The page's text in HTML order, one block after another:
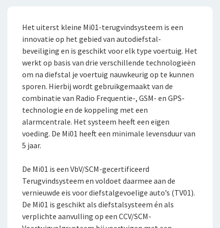
Bedrijfsgebouwenverzekering
Inventaris/Goederen­verzekering
Bestelautoverzekering
Zakelijke personenautoverzekering
Bekijk alle zakelijke verzekeringen
Voor je personeel
ZW-eigenrisicoverzekering
WIA Verzekering (WIA 0-tot-100 Plan)
Persoonlijke dienstverlening
Zakelijke dienstverlening
Andere branches
Vind een adviseur bij jou in de buurt
Gratis persoonlijk advies voor jouw branche
Advies op maat
Met een onafhankelijke adviseur de beste oplossing voor
jou
Inloggen
Voor ondernemers
Voor adviseurs
Voor particulieren
Voor expats
Service en contact
Klachtenregeling
Over De Goudse
Wie wij zijn
Onze organisatie
Fondsen en koersen
Het uiterst kleine Mi01-terugvindsysteem is een
innovatie op het gebied van autodiefstal-
beveiliging en is geschikt voor elk type voertuig. Het
werkt op basis van drie verschillende technologieën
om na diefstal je voertuig nauwkeurig op te kunnen
sporen. Hierbij wordt gebruikgemaakt van de
combinatie van Radio Frequentie-, GSM- en GPS-
technologie en de koppeling met een
alarmcentrale. Het systeem heeft een eigen
voeding. De Mi01 heeft een minimale levensduur van
5 jaar.
De Mi01 is een VbV/SCM-gecertificeerd
Terugvindsysteem en voldoet daarmee aan de
vernieuwde eis voor diefstalgevoelige auto’s (TV01).
De Mi01 is geschikt als diefstalsysteem én als
verplichte aanvulling op een CCV/SCM-